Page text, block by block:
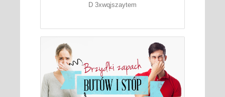
D 3xwqjszaytem